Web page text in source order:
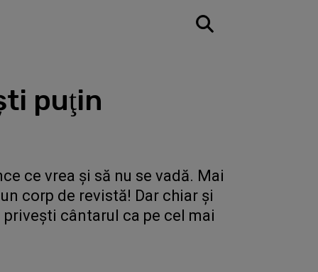
puţin
ce vrea şi să nu se vadă. Mai
corp de revistă! Dar chiar şi
cântarul ca pe cel mai